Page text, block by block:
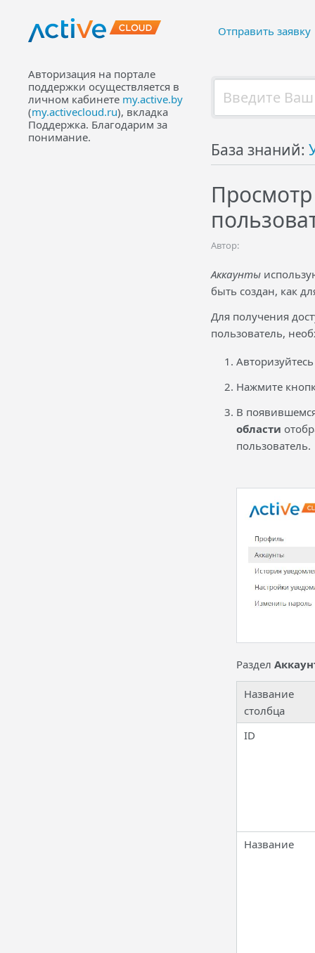
Отправить заявку
Авторизация на портале
поддержки осуществляется в
личном кабинете my.active.by
(my.activecloud.ru), вкладка
Поддержка. Благодарим за
понимание.
База знаний:
Автор:
Аккаунты
быть создан, как
Для получения
пользователь,
Нажмите
В
области
пользователь.
Раздел
Название
столбца
ID
Название